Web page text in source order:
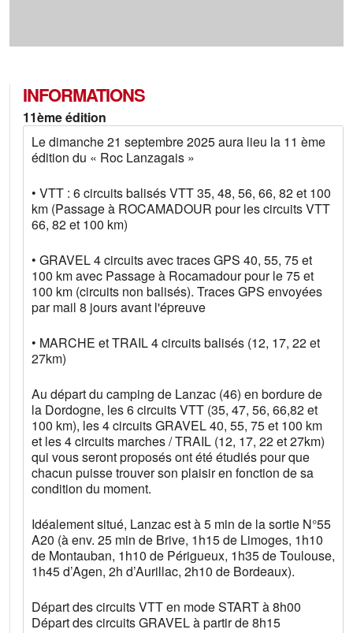
INFORMATIONS
11ème édition
Le dimanche 21 septembre 2025 aura lieu la 11 ème
édition du « Roc Lanzagais »
• VTT : 6 circuits balisés VTT 35, 48, 56, 66, 82 et 100
km (Passage à ROCAMADOUR pour les circuits VTT
66, 82 et 100 km)
• GRAVEL 4 circuits avec traces GPS 40, 55, 75 et
100 km avec Passage à Rocamadour pour le 75 et
100 km (circuits non balisés). Traces GPS envoyées
par mail 8 jours avant l'épreuve
• MARCHE et TRAIL 4 circuits balisés (12, 17, 22 et
27km)
Au départ du camping de Lanzac (46) en bordure de
la Dordogne, les 6 circuits VTT (35, 47, 56, 66,82 et
100 km), les 4 circuits GRAVEL 40, 55, 75 et 100 km
et les 4 circuits marches / TRAIL (12, 17, 22 et 27km)
qui vous seront proposés ont été étudiés pour que
chacun puisse trouver son plaisir en fonction de sa
condition du moment.
Idéalement situé, Lanzac est à 5 min de la sortie N°55
A20 (à env. 25 min de Brive, 1h15 de Limoges, 1h10
de Montauban, 1h10 de Périgueux, 1h35 de Toulouse,
1h45 d’Agen, 2h d’Aurillac, 2h10 de Bordeaux).
Départ des circuits VTT en mode START à 8h00
Départ des circuits GRAVEL à partir de 8h15